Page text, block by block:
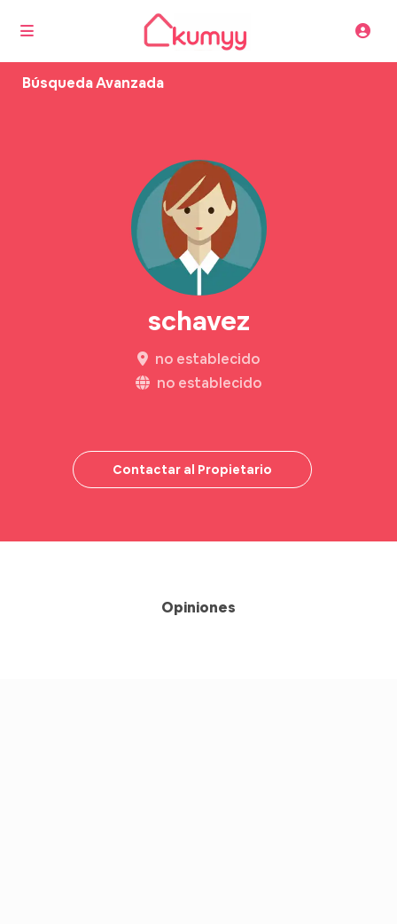
Búsqueda Avanzada
schavez
no establecido
no establecido
Contactar al Propietario
Opiniones